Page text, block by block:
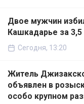
Двое мужчин
Кашкадарье за
Сегодня, 13:20
Житель
объявлен в
особо крупном